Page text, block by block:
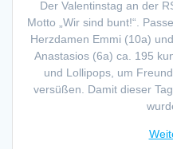
Der Valentinstag an der
Motto „Wir sind bunt!“.
Herzdamen Emmi (10a)
Anastasios (6a) ca. 195
und Lollipops, um
versüßen. Damit dieser